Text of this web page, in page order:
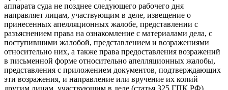
аппарата суда не позднее следующего рабочего дня
направляет лицам, участвующим в деле, извещение о
принесенных апелляционных жалобе, представлении с
разъяснением права на ознакомление с материалами дела, с
поступившими жалобой, представлением и возражениями
относительно них, а также права предоставления возражений
в письменной форме относительно апелляционных жалобы,
представления с приложением документов, подтверждающих
эти возражения, и направление или вручение их копий
другим лицам, участвующим в деле (статья 325 ГПК РФ)